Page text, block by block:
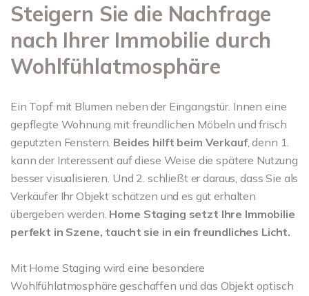
Steigern Sie die Nachfrage
nach Ihrer Immobilie durch
Wohlfühlatmosphäre
Ein Topf mit Blumen neben der Eingangstür. Innen eine
gepflegte Wohnung mit freundlichen Möbeln und frisch
geputzten Fenstern. Beides hilft beim Verkauf, denn 1.
kann der Interessent auf diese Weise die spätere Nutzung
besser visualisieren. Und 2. schließt er daraus, dass Sie als
Verkäufer Ihr Objekt schätzen und es gut erhalten
übergeben werden. Home Staging setzt Ihre Immobilie
perfekt in Szene, taucht sie in ein freundliches Licht.
Mit Home Staging wird eine besondere
Wohlfühlatmosphäre geschaffen und das Objekt optisch